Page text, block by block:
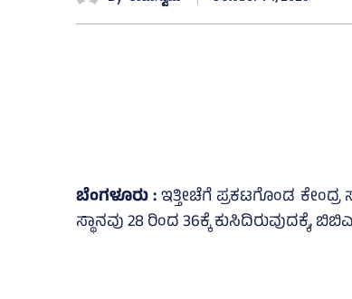
ಬೆಂಗಳೂರು :ಇತ್ತೀಚೆಗೆ ಪ್ರಕಟಗೊಂಡ
ಸ್ಥಾನವು 28 ರಿಂದ 36ಕ್ಕೆ